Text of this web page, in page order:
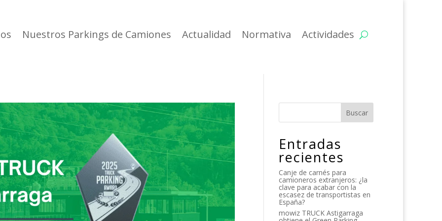
Nuestros Parkings de Camiones Actualidad Normativa Actividades
Buscar
Entradas
recientes
Canje de carnés para
camioneros extranjeros: ¿la
clave para acabar con la
escasez de transportistas en
España?
mowiz TRUCK Astigarraga